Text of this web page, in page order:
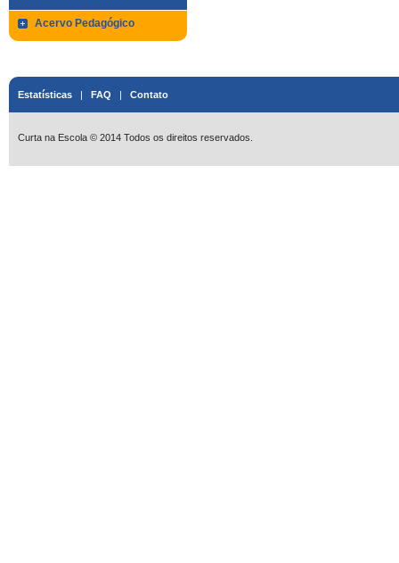
Acervo Pedagógico
Estatísticas | FAQ | Contato
Curta na Escola © 2014 Todos os direitos reservados.